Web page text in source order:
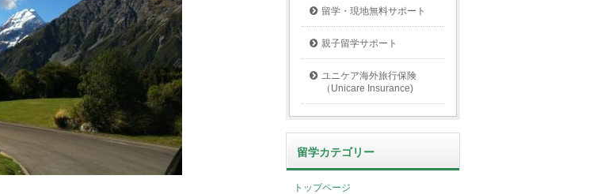
留学・現地無料サポート
親子留学サポート
ユニケア海外旅行保険
（Unicare Insurance)
留学カテゴリー
トップページ